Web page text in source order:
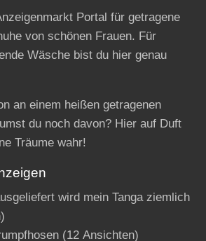
Portal für getragene
von schönen Frauen. Für
Wäsche bist du hier genau
an einem heißen getragenen
du noch davon? Hier auf Duft
Träume wahr!
wird mein Tanga ziemlich
(12 Ansichten)